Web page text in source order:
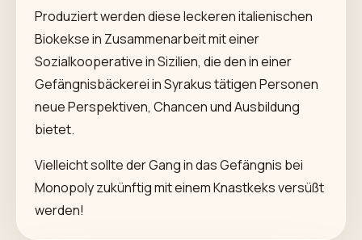
Produziert werden diese leckeren italienischen
Biokekse in Zusammenarbeit mit einer
Sozialkooperative in Sizilien, die den in einer
Gefängnisbäckerei in Syrakus tätigen Personen
neue Perspektiven, Chancen und Ausbildung
bietet.
Vielleicht sollte der Gang in das Gefängnis bei
Monopoly zukünftig mit einem Knastkeks versüßt
werden!